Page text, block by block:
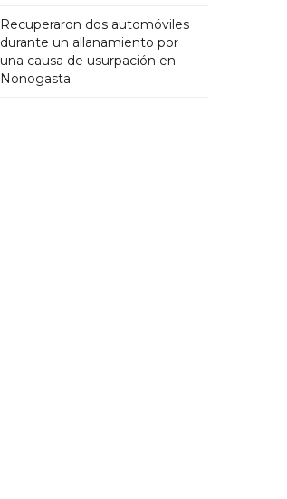
Recuperaron dos automóviles
durante un allanamiento por
una causa de usurpación en
Nonogasta